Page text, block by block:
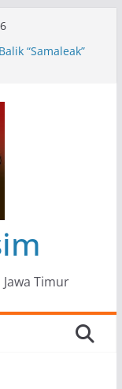
Seni Rupa
Mantra
“Samaleak”
Catatan
Soekartono
Budaya Jawa
Koecink
Kritis Tentang
Timur